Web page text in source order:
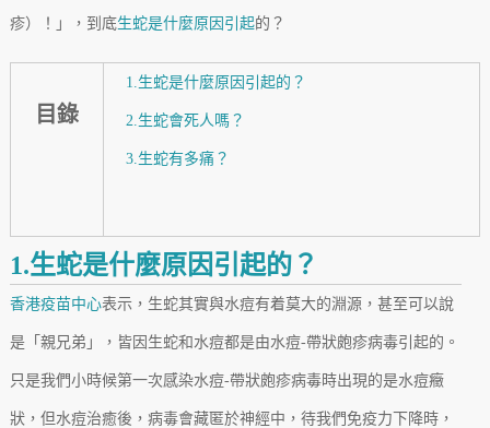
疹）！」，到底生蛇是什麼原因引起的？
目錄
1.生蛇是什麼原因引起的？
2.生蛇會死人嗎？
3.生蛇有多痛？
1.生蛇是什麼原因引起的？
香港疫苗中心表示，生蛇其實與水痘有着莫大的淵源，甚至可以說
是「親兄弟」，皆因生蛇和水痘都是由水痘-帶狀皰疹病毒引起的。
只是我們小時候第一次感染水痘-帶狀皰疹病毒時出現的是水痘癥
狀，但水痘治癒後，病毒會藏匿於神經中，待我們免疫力下降時，